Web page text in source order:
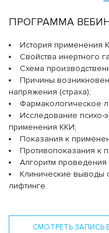
ПРОГРАММА
История применения
Свойства инертного
Схема
Причины
напряжения (страха);
Фармакологическое
Исследование психо-
применения ККИ;
Показания к
Противопоказания к
Алгоритм
Клинические выводы
лифтинге.
СМОТРЕТЬ ЗАПИСЬ